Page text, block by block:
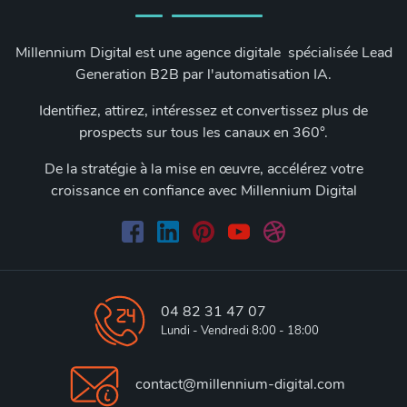
Millennium Digital est une agence digitale spécialisée Lead
Generation B2B par l'automatisation IA.
Identifiez, attirez, intéressez et convertissez plus de
prospects sur tous les canaux en 360°.
De la stratégie à la mise en œuvre, accélérez votre
croissance en confiance avec Millennium Digital
04 82 31 47 07
Lundi - Vendredi 8:00 - 18:00
contact@millennium-digital.com